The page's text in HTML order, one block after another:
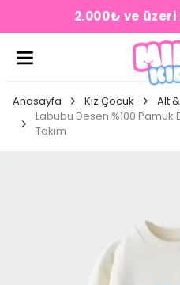
2.000₺ ve
Anasayfa Kız Çocuk
Alt
Labubu Desen %100 Pamuk
Takım